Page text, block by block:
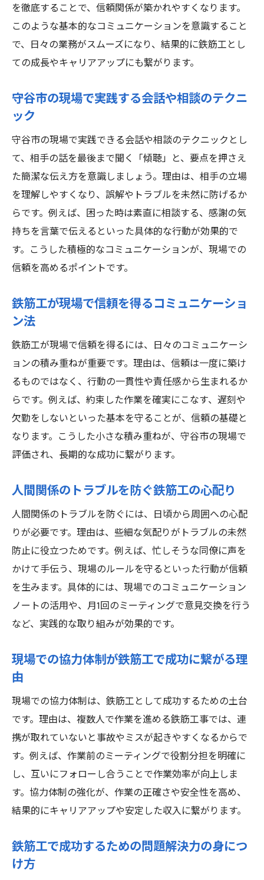
を徹底することで、信頼関係が築かれやすくなります。
このような基本的なコミュニケーションを意識すること
で、日々の業務がスムーズになり、結果的に鉄筋工とし
ての成長やキャリアアップにも繋がります。
守谷市の現場で実践する会話や相談のテクニ
ック
守谷市の現場で実践できる会話や相談のテクニックとし
て、相手の話を最後まで聞く「傾聴」と、要点を押さえ
た簡潔な伝え方を意識しましょう。理由は、相手の立場
を理解しやすくなり、誤解やトラブルを未然に防げるか
らです。例えば、困った時は素直に相談する、感謝の気
持ちを言葉で伝えるといった具体的な行動が効果的で
す。こうした積極的なコミュニケーションが、現場での
信頼を高めるポイントです。
鉄筋工が現場で信頼を得るコミュニケーショ
ン法
鉄筋工が現場で信頼を得るには、日々のコミュニケーシ
ョンの積み重ねが重要です。理由は、信頼は一度に築け
るものではなく、行動の一貫性や責任感から生まれるか
らです。例えば、約束した作業を確実にこなす、遅刻や
欠勤をしないといった基本を守ることが、信頼の基礎と
なります。こうした小さな積み重ねが、守谷市の現場で
評価され、長期的な成功に繋がります。
人間関係のトラブルを防ぐ鉄筋工の心配り
人間関係のトラブルを防ぐには、日頃から周囲への心配
りが必要です。理由は、些細な気配りがトラブルの未然
防止に役立つためです。例えば、忙しそうな同僚に声を
かけて手伝う、現場のルールを守るといった行動が信頼
を生みます。具体的には、現場でのコミュニケーション
ノートの活用や、月1回のミーティングで意見交換を行う
など、実践的な取り組みが効果的です。
現場での協力体制が鉄筋工で成功に繋がる理
由
現場での協力体制は、鉄筋工として成功するための土台
です。理由は、複数人で作業を進める鉄筋工事では、連
携が取れていないと事故やミスが起きやすくなるからで
す。例えば、作業前のミーティングで役割分担を明確に
し、互いにフォローし合うことで作業効率が向上しま
す。協力体制の強化が、作業の正確さや安全性を高め、
結果的にキャリアアップや安定した収入に繋がります。
鉄筋工で成功するための問題解決力の身につ
け方